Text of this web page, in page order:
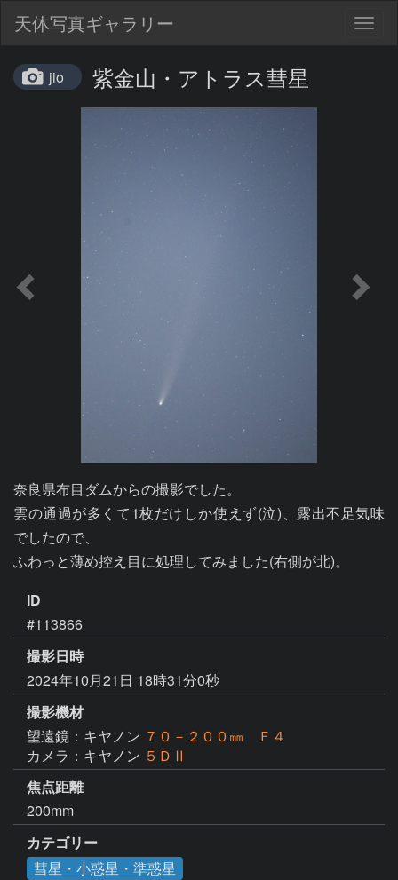
天体写真ギャラリー
jio 紫金山・アトラス彗星
奈良県布目ダムからの撮影でした。
雲の通過が多くて1枚だけしか使えず(泣)、露出不足気味
でしたので、
ふわっと薄め控え目に処理してみました(右側が北)。
ID
#113866
撮影日時
2024年10月21日 18時31分0秒
撮影機材
望遠鏡：キヤノン ７０－２００㎜ Ｆ４
カメラ：キヤノン ５ＤⅡ
焦点距離
200mm
カテゴリー
彗星・小惑星・準惑星